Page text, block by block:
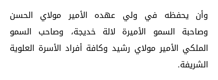
وأن يحفظه في ولي عهده الأمير مولاي الحسن
وصاحبة السمو الأميرة لالة خديجة، وصاحب السمو
الملكي الأمير مولاي رشيد وكافة أفراد الأسرة العلوية
الشريفة.